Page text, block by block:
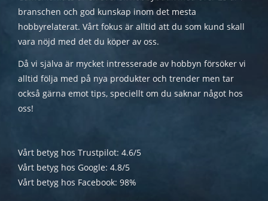
branschen och god kunskap inom det mesta
hobbyrelaterat. Vårt fokus är alltid att du som kund skall
vara nöjd med det du köper av oss.
Då vi själva är mycket intresserade av hobbyn försöker vi
alltid följa med på nya produkter och trender men tar
också gärna emot tips, speciellt om du saknar något hos
oss!
Vårt betyg hos Trustpilot: 4.6/5
Vårt betyg hos Google: 4.8/5
Vårt betyg hos Facebook: 98%